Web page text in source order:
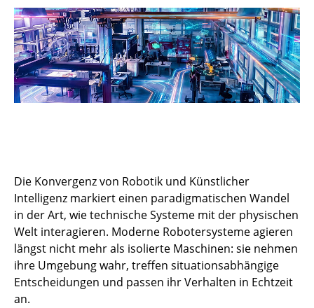
Die Konvergenz von Robotik und Künstlicher
Intelligenz markiert einen paradigmatischen Wandel
in der Art, wie technische Systeme mit der physischen
Welt interagieren. Moderne Robotersysteme agieren
längst nicht mehr als isolierte Maschinen: sie nehmen
ihre Umgebung wahr, treffen situationsabhängige
Entscheidungen und passen ihr Verhalten in Echtzeit
an.